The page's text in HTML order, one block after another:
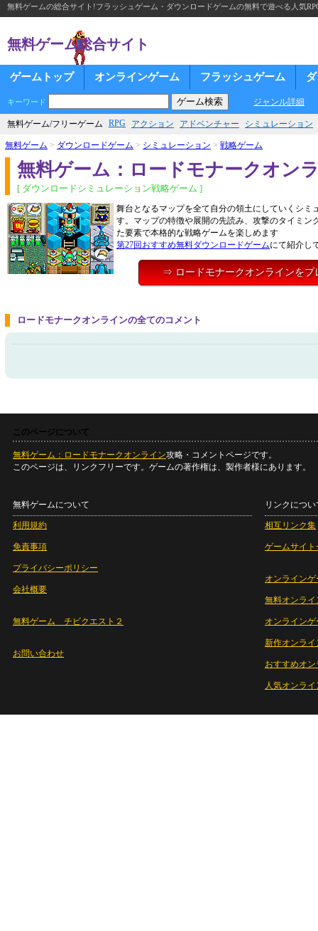
無料ゲームの総合サイト!フラッシュゲーム・ダウンロードゲームの無料で遊べる人気
無料ゲーム総合サイト
ゲームトップ オンラインゲーム フラッシュゲーム
キーワード ジャンル詳細
無料ゲーム/フリーゲーム RPG アクション アドベンチャー シミュレーション
無料ゲーム > ダウンロードゲーム > シミュレーション > 戦略ゲーム
無料ゲーム：ロードモナークオン
[ ダウンロードシミュレーション戦略ゲーム ]
舞台となるマップを全て自分の領土にしていくシミ
す。マップの特徴や展開の先読み、攻撃のタイミン
た要素で本格的な戦略ゲームを楽しめます
第27回おすすめ無料ダウンロードゲームにて紹介し
⇒ ロードモナークオンラインをプ
ロードモナークオンラインの全てのコメント
このページについて
無料ゲーム：ロードモナークオンライン攻略・コメントページです。
このページは、リンクフリーです。ゲームの著作権は、製作者様にあります。
無料ゲームについて
利用規約
免責事項
プライバシーポリシー
会社概要
無料ゲーム チビクエスト２
お問い合わせ
リンクについ
相互リンク集
ゲームサイト
オンラインゲ
無料オンライ
オンライン
新作オンライ
おすすめオ
人気オンラ